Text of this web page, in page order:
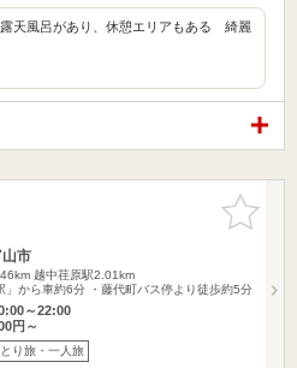
天風呂があり、休憩エリアもある 綺麗
お気に入
りに追加
市
越中荏原駅2.01km
」から車約6分 ・藤代町バス停より徒歩約5分
～22:00
円～
り旅・一人旅